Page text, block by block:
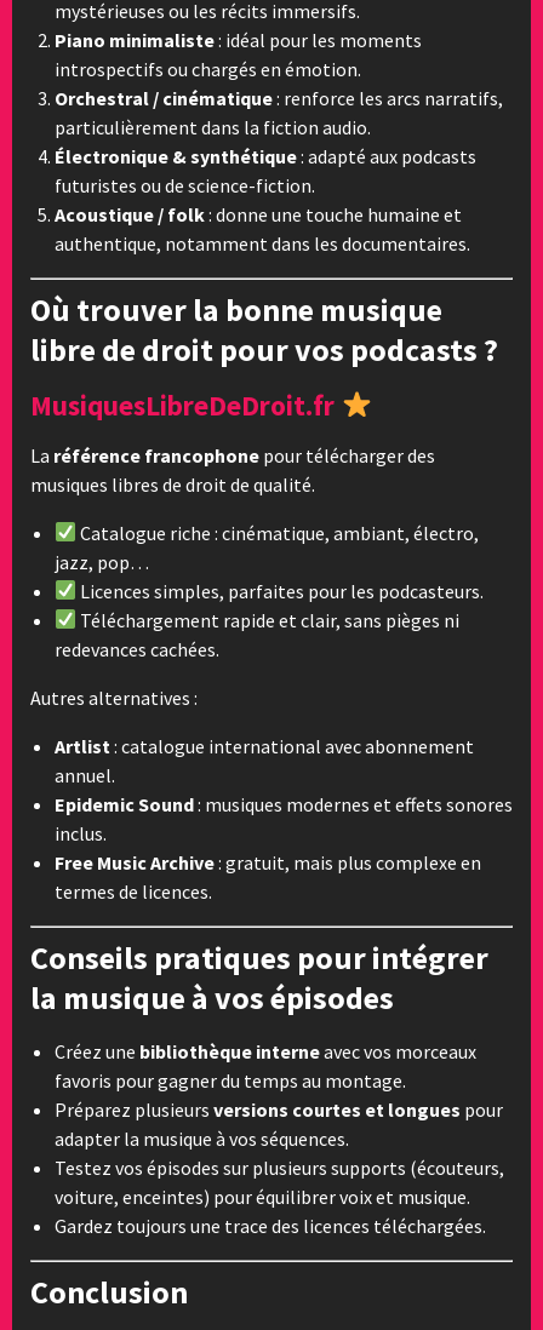
mystérieuses ou les récits immersifs.
Piano minimaliste: idéal pour les moments
introspectifs ou chargés en émotion.
Orchestral / cinématique: renforce les arcs narratifs,
particulièrement dans la fiction audio.
Électronique & synthétique: adapté aux podcasts
futuristes ou de science-fiction.
Acoustique / folk: donne une touche humaine et
authentique, notamment dans les documentaires.
Où trouver la bonne musique
libre de droit pour vos podcasts ?
MusiquesLibreDeDroit.fr
La référence francophone pour télécharger des
musiques libres de droit de qualité.
Catalogue riche : cinématique, ambiant, électro,
jazz, pop…
Licences simples, parfaites pour les podcasteurs.
Téléchargement rapide et clair, sans pièges ni
redevances cachées.
Autres alternatives :
Artlist : catalogue international avec abonnement
annuel.
Epidemic Sound: musiques modernes et effets sonores
inclus.
Free Music Archive: gratuit, mais plus complexe en
termes de licences.
Conseils pratiques pour intégrer
la musique à vos épisodes
Créez une bibliothèque interneavec vos morceaux
favoris pour gagner du temps au montage.
Préparez plusieurs versions courtes et longues pour
adapter la musique à vos séquences.
Testez vos épisodes sur plusieurs supports (écouteurs,
voiture, enceintes) pour équilibrer voix et musique.
Gardez toujours une trace des licences téléchargées.
Conclusion